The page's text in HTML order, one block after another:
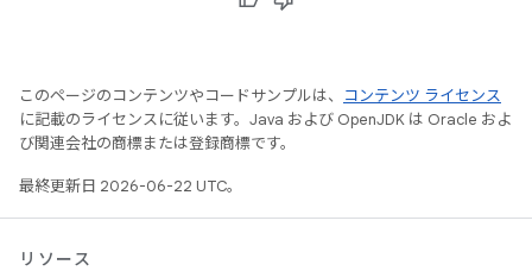
このページのコンテンツやコードサンプルは、
コンテンツ ライセンス
に記載のライセンスに従います。Java および OpenJDK は Oracle およ
び関連会社の商標または登録商標です。
最終更新日 2026-06-22 UTC。
リソース